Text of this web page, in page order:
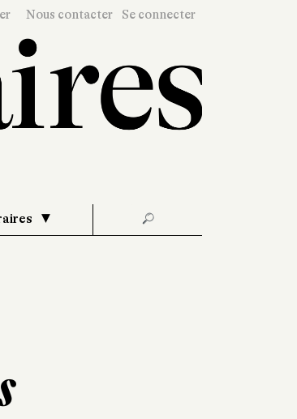
Nous contacter Se connecter
🔎